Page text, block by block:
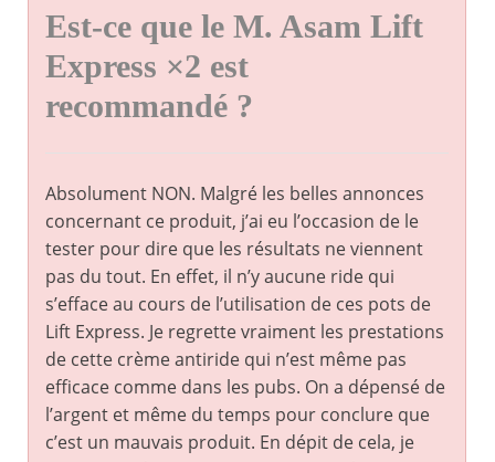
Est-ce que le M. Asam Lift
Express ×2 est
recommandé ?
Absolument NON. Malgré les belles annonces
concernant ce produit, j’ai eu l’occasion de le
tester pour dire que les résultats ne viennent
pas du tout. En effet, il n’y aucune ride qui
s’efface au cours de l’utilisation de ces pots de
Lift Express. Je regrette vraiment les prestations
de cette crème antiride qui n’est même pas
efficace comme dans les pubs. On a dépensé de
l’argent et même du temps pour conclure que
c’est un mauvais produit. En dépit de cela, je